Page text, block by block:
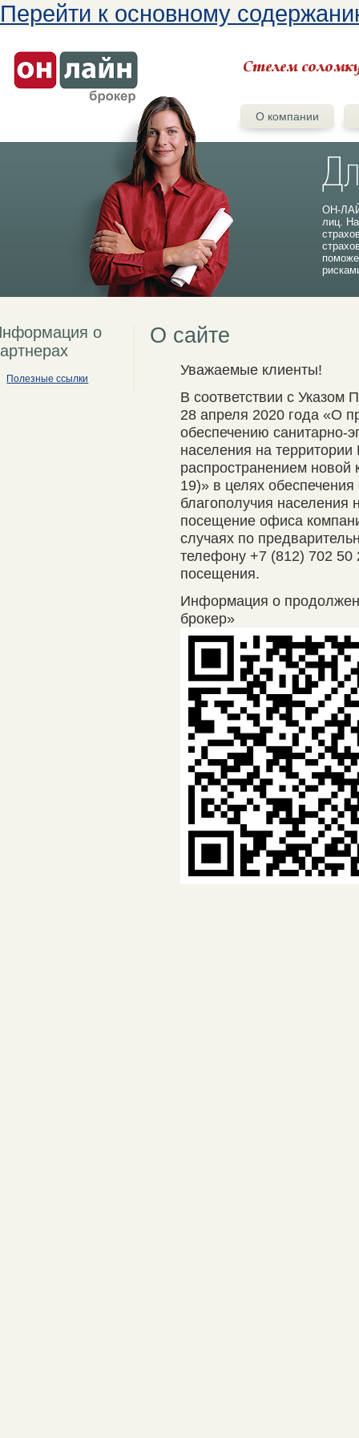
Перейти к основному
О компании
ОН-
лиц.
о
Полезные ссылки
О сайте
Уважаемые клиенты!
В соответствии с Указом
28 апреля 2020 года «О
обеспечению санитарно-
населения на
распространением новой
19)» в целях
благополучия населения
посещение офиса
случаях по
телефону +7 (812) 702 50
посещения.
Информация о
брокер»